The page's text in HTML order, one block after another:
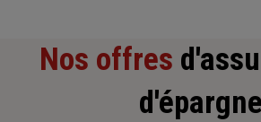
Nos offres
d'épargne